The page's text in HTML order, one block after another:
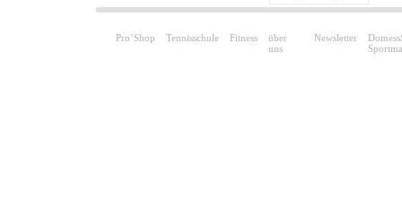
Pro`Shop Tennisschule Fitness
über
uns
Newsletter